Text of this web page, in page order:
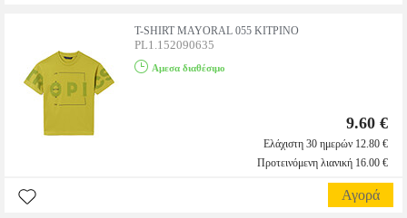
T-SHIRT MAYORAL 055 ΚΙΤΡΙΝΟ
PL1.152090635
Αμεσα διαθέσιμο
9.60 €
Ελάχιστη 30 ημερών 12.80 €
Προτεινόμενη λιανική 16.00 €
Αγορά